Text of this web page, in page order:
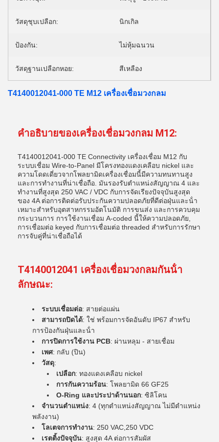
วัสดุชุบเปลือก: นิกเกิล
ป้องกัน: ไม่หุ้มฉนวน
วัสดุฐานเปลือกหอย: สีเหลือง
T4140012041-000 TE M12 เครื่องเชื่อมวงกลม
คําอธิบายของเครื่องเชื่อมวงกลม M12:
T4140012041-000 TE Connectivity เครื่องเชื่อม M12 กับ
ระบบเชื่อม Wire-to-Panel มีโครงทองแดงเคลือบ nickel และ
ความโดดเดี่ยวจากโพลยามิดเครื่องเชื่อมนี้มีความทนทานสูง
และการทํางานที่น่าเชื่อถือ. มันรองรับตําแหน่งสัญญาณ 4 และ
ทํางานที่สูงสุด 250 VAC / VDC กับการจัดเรียงปัจจุบันสูงสุด
ของ 4A ต่อการติดต่อรับประกันความปลอดภัยที่ดีต่อฝุ่นและน้ํา
เหมาะสําหรับอุตสาหกรรมอัตโนมัติ การขนส่ง และการควบคุม
กระบวนการ การใช้งานเชื่อม A-coded นี้ให้ความปลอดภัย,
การเชื่อมต่อ keyed กับการเชื่อมต่อ threaded สําหรับการรักษา
การจับคู่ที่น่าเชื่อถือได้
T4140012041 เครื่องเชื่อมวงกลมกันน้ํา
ลักษณะ:
ระบบเชื่อมต่อ: สายต่อแผ่น
สามารถปิดได้: ใช่ พร้อมการจัดอันดับ IP67 สําหรับ
การป้องกันฝุ่นและน้ํา
การปิดการใช้งาน PCB: ผ่านหลุม - สายเชื่อม
เพศ: กลับ (ปิน)
วัสดุ:
เปลือก: ทองแดงเคลือบ nickel
การกันความร้อน: โพลยามิด 66 GF25
O-Ring และประปาด้านนอก: ซิลิโคน
จํานวนตําแหน่ง: 4 (ทุกตําแหน่งสัญญาณ ไม่มีตําแหน่ง
พลังงาน)
โลเตจการทํางาน: 250 VAC,250 VDC
เรตติ้งปัจจุบัน: สูงสุด 4A ต่อการสัมผัส